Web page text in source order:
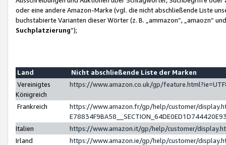
oder eine andere Amazon-Marke (vgl. die nicht abschließende Liste
buchstabierte Varianten dieser Wörter (z. B. „ammazon“, „amaozn“
Suchplatzierung”);
Land
Nicht abschließende Liste der Marken
Vereinigtes
Königreich
https://www.amazon.co.uk/gp/
Frankreich
https://www.amazon.fr/gp/help/customer/
Italien
https://www.amazon.it/gp/help/customer/
Irland
https://www.amazon.ie/gp/help/customer/